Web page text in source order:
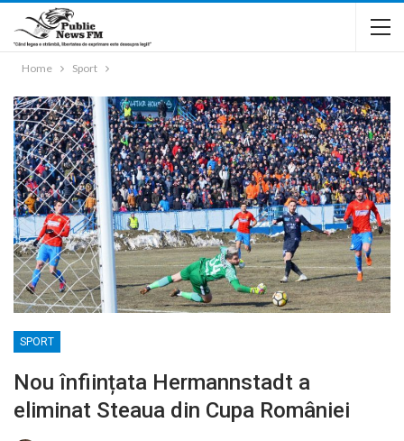
Home Sport
SPORT
Nou înființata Hermannstadt a
eliminat Steaua din Cupa României